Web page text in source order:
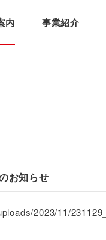
内 事業紹介
お知らせ
2023/11/